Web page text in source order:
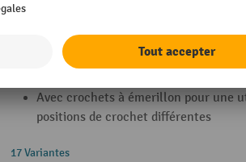
Bras de levage en construction en
fixation sur le mât
Surface peinte ou galvanisée pour
Avec crochets à émerillon pour une
positions de crochet différentes
17 Variantes